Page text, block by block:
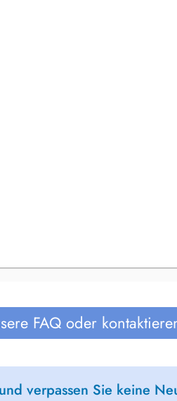
FAQ oder
verpassen Sie keine